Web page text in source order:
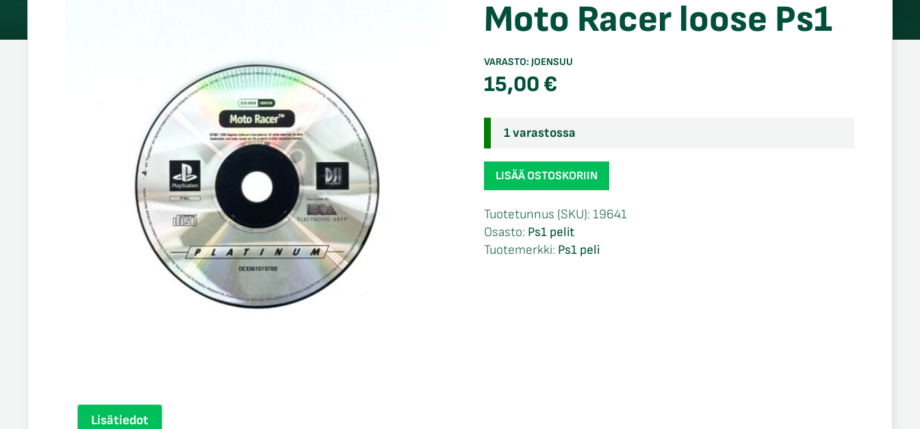
Moto Racer loose Ps1
VARASTO: JOENSUU
15,00€
1 varastossa
Moto
Racer
Ps1
määrä
LISÄÄ OSTOSKORIIN
Tuotetunnus (SKU): 19641
Osasto: Ps1 pelit
Tuotemerkki: Ps1 peli
Lisätiedot